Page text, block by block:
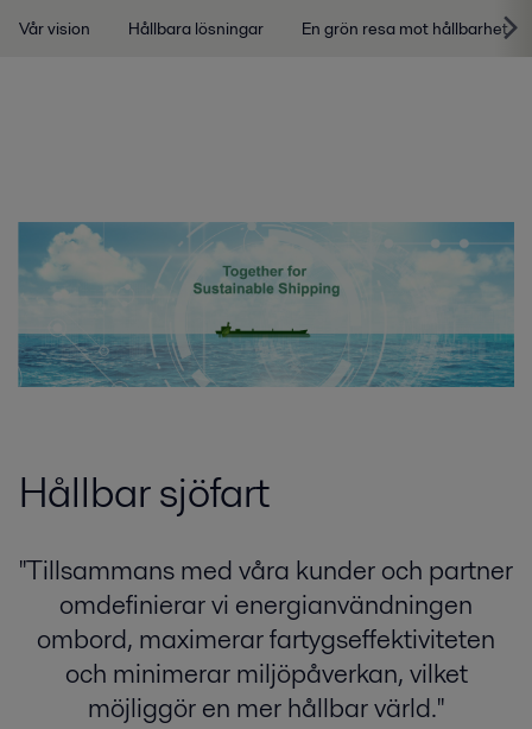
Vår vision Hållbara lösningar En grön resa mot hållbarhet
Hållbar sjöfart
''Tillsammans med våra kunder och partner
omdefinierar vi energianvändningen
ombord, maximerar fartygseffektiviteten
och minimerar miljöpåverkan, vilket
möjliggör en mer hållbar värld.''